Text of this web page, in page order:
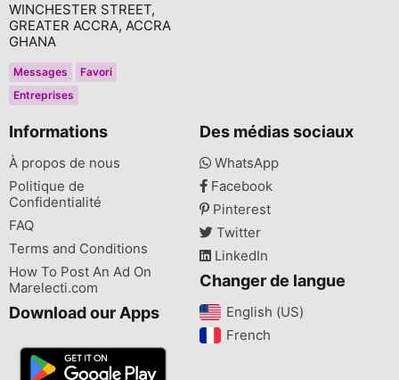
WINCHESTER STREET,
GREATER ACCRA, ACCRA
GHANA
Messages
Favori
Entreprises
Informations
À propos de nous
Politique de
Confidentialité
FAQ
Terms and Conditions
How To Post An Ad On
Marelecti.com
Download our Apps
Des médias sociaux
WhatsApp
Facebook
Pinterest
Twitter
LinkedIn
Changer de langue
English (US)‎
French‎